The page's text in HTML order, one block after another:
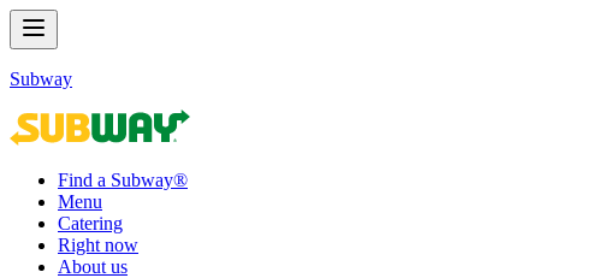
Subway
Find a Subway®
Menu
Catering
Right now
About us